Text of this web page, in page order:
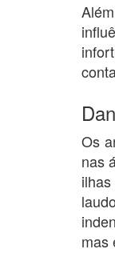
Os
nas
mas